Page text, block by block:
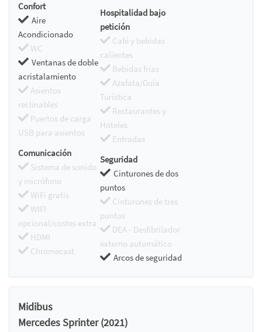
Confort
Aire
Acondicionado
WC
Ventanas de doble
acristalamiento
Asientos
reclinables
Puertos de carga
USB para asientos
Hospitalidad bajo
petición
Café y bebidas
calientes
Bebidas frías
Azafata/Guía
Turística
Restaurantes y
Hoteles
Entradas
Comunicación
Sistema de sonido
y micrófono
WiFi gratis
WIFI
opcional/costes extra
HDMI
Chromecast
Seguridad
Cinturones de dos
puntos
Cinturones de tres
puntos
DEA - Desfibrilador
externo automático
Arcos de seguridad
Midibus
Mercedes Sprinter (2021)